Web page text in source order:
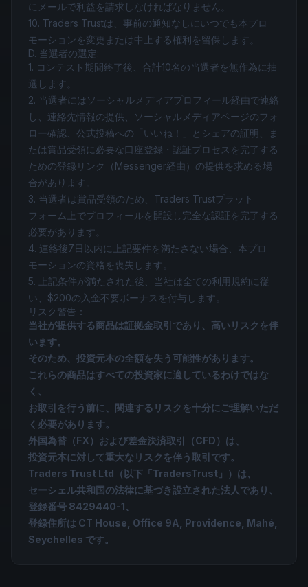
にメールで利益を請求しなければなりません。
10. Traders Trustは、事前の通知なしにいつでも本プロ
モーションを変更または中止する権利を留保します。
D. 当選者の選定:
1. コンテスト期間終了後、合計10名の当選者を無作為に抽
選します。
2. 当選者にはソーシャルメディアプロフィール経由で連絡
し、連絡先情報の提供、ソーシャルメディアページのフォ
ロー確認、公式投稿への「いいね！」とシェアの証明、ま
たは賞品受領に必要な口座登録・認証プロセスを完了する
ための登録リンク（Messenger経由）の提供を求める場
合があります。
3. 当選者は賞品受領のため、Traders Trustプラット
フォーム上でプロフィールを開設し完全な認証を完了する
必要があります。
4. 連絡後7日以内に上記要件を満たさない場合、本プロ
モーションの資格を喪失します。
5. 上記条件が満たされた後、当社は全ての利用規約に従
い、$200の入金不要ボーナスを付与します。
リスク警告：
当社が提供する商品は証拠金取引であり、高いリスクを伴
います。
そのため、投資元本の全額を失う可能性があります。
これらの商品はすべての投資家に適しているわけではな
く、
お取引を行う前に、関連するリスクを十分にご理解いただ
く必要があります。
外国為替（FX）および差金決済取引（CFD）は、
投資元本に対して重大なリスクを伴う取引です。
Traders Trust Ltd（以下「TradersTrust」）は、
セーシェル共和国の法律に基づき設立された法人であり、
登録番号 8429440-1、
登録住所は CT House, Office 9A, Providence, Mahé,
Seychelles です。